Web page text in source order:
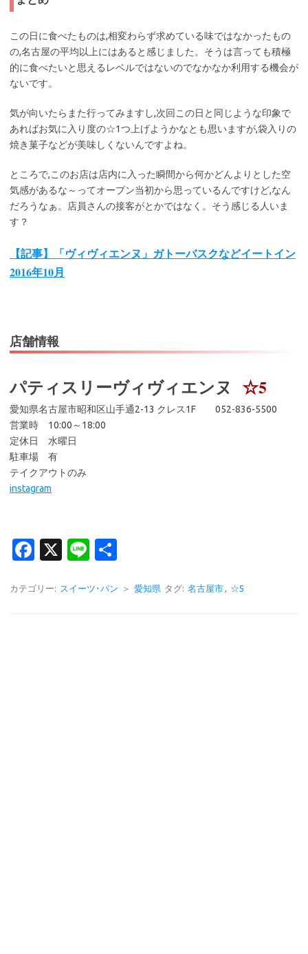
この日に食べたものは,相変わらず求めている味ではなかったもの
の,名古屋の平均以上にはあると感じました。そうは言っても積極
的に食べたいと思えるレベルではないのでなかなか利用する機会が
ないです。
気が向いたらまた行ってみますし,次回この日と同じような印象で
あればお気に入り度の☆1つ上げようかなとも思いますが,袋入りの
焼き菓子などが美味しくないんですよね。
ところで,このお店は店内に入った瞬間から何かどんよりとした空
気感があるな～ってオープン当初から思っているんですけど,なん
だろうなぁ。店員さんの接客がとかではなく。そう感じる人いま
す？
【記事】「ヴィヴィエンヌ」ガトーバスクなどイートイン
2016年10月
店舗情報
パティスリーヴィヴィエンヌ ☆5
愛知県名古屋市昭和区山手通2-13 クレス1F 052-836-5500
営業時 10:00～18:00
定休日 水曜日
駐車場 有
テイクアウトのみ
instagram
Fa
e
X
Li
e
カテゴリー: スイーツ･パン ＞ 愛知県 タグ: 名古屋市 ☆5